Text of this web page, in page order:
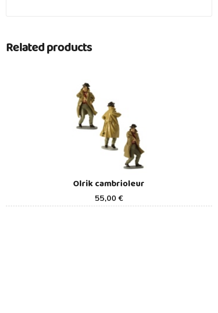
Related products
55,00 €
Olrik cambrioleur